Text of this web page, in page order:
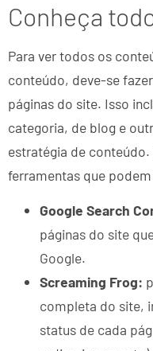
Conheça
Para ver todos os
conteúdo, deve-se
páginas do site. Isso
categoria, de blog e
estratégia de
ferramentas que
Google Search
páginas do site
Google.
Screaming Frog:
completa do site,
status de cada